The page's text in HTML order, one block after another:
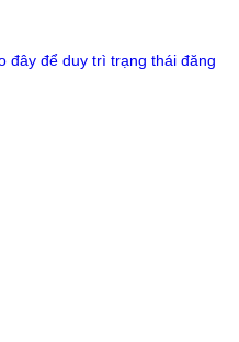
đây để duy trì trạng thái đăng